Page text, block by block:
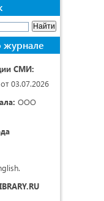
СМИ:
03.07.2026
ООО